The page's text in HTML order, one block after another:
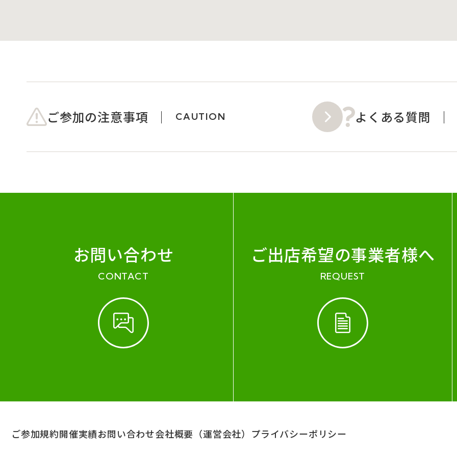
ご参加の注意事項 CAUTION よくある質問
お問い合わせ
CONTACT
ご出店希望の事業者様へ
REQUEST
ご参加規約開催実績お問い合わせ会社概要（運営会社） プライバシーポリシー